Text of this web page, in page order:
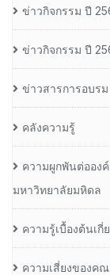
ข่าวกิจกรรม ปี
ข่าวกิจกรรม ปี
ข่าวสารการอบรม
คลังความรู้
ความผูกพันต่ออง
มหาวิทยาลัยมหิดล
ความรู้เบื้องต้นเกี่
ความเสี่ยงของค